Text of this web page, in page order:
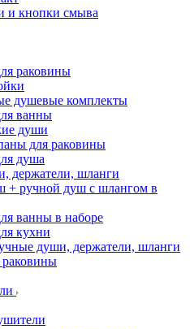
и кнопки смыва
раковины
душевые комплекты
ванны
души
для раковины
душа
держатели, шланги
+ ручной душ с шлангом в
ванны в наборе
кухни
души, держатели, шланги